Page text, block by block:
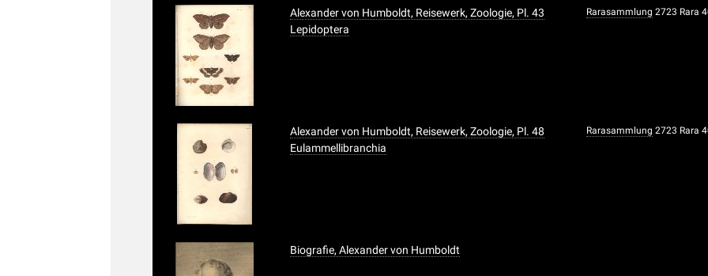
Alexander von Humboldt, Reisewerk, Zoologie, Pl. 43
Lepidoptera
Rarasammlung 2723 Rara
Alexander von Humboldt, Reisewerk, Zoologie, Pl. 48
Eulammellibranchia
Rarasammlung 2723 Rara
Biografie, Alexander von Humboldt